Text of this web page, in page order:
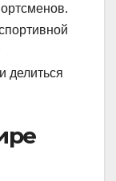
делиться